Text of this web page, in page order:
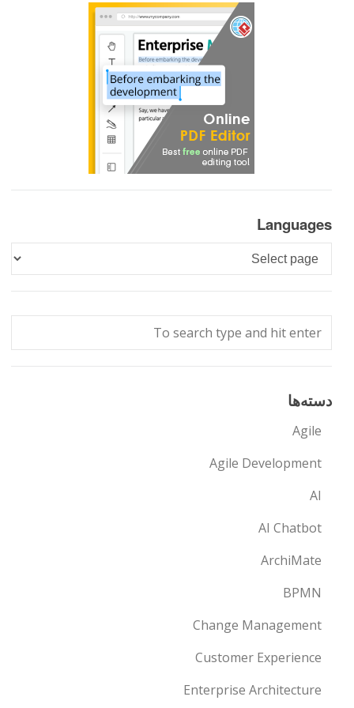
Languages
Languages
دسته‌ها
Agile
Agile Development
AI
AI Chatbot
ArchiMate
BPMN
Change Management
Customer Experience
Enterprise Architecture